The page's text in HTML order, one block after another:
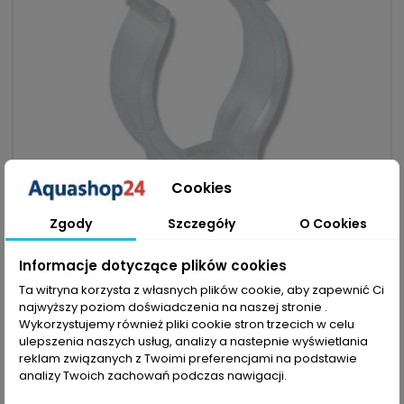
MARKA:DMR LIGHTING
UCHWYT PLASTIKOWY T8 26MM - PEWNE MOCOWANIE
ŚWIETLÓWEK AKWARIOWYCH, SZYBKI MONTAŻ
(0)
Uchwyt plastikowy T8 26mm pasuje do wszystkich świetlówek
T8 — szybki montaż i pewne osadzenie. Kompatybilność:
Cookies
Zgody Szczegóły O Cookies
Informacje dotyczące plików cookies
Ta witryna korzysta z własnych plików cookie, aby zapewnić Ci
najwyższy poziom doświadczenia na naszej stronie .
Wykorzystujemy również pliki cookie stron trzecich w celu
ulepszenia naszych usług, analizy a nastepnie wyświetlania
reklam związanych z Twoimi preferencjami na podstawie
analizy Twoich zachowań podczas nawigacji.